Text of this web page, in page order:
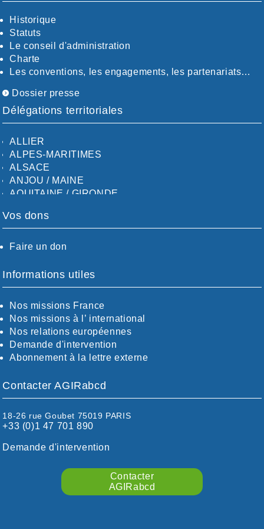
Historique
Statuts
Le conseil d'administration
Charte
Les conventions, les engagements, les partenariats…
Dossier presse
Délégations territoriales
ALLIER
ALPES-MARITIMES
ALSACE
ANJOU / MAINE
AQUITAINE / GIRONDE
AUDE
CALVADOS-ORNE
CHARENTE-MARITIME
DORDOGNE
DRÖME / ARDÈCHE
ESSONNE
EURE-ET-LOIR
EURE/SEINE-MARITIME
GARD
HAUTE-GARONNE
HAUTES-PYRÉNÉES
HÉRAULT
ISÈRE
LOIRE / OCÉAN
Vos dons
Faire un don
Informations utiles
Nos missions France
Nos missions à l’ international
Nos relations européennes
Demande d'intervention
Abonnement à la lettre externe
Contacter AGIRabcd
18-26 rue Goubet 75019 PARIS
+33 (0)1 47 701 890
Demande d'intervention
Contacter
AGIRabcd